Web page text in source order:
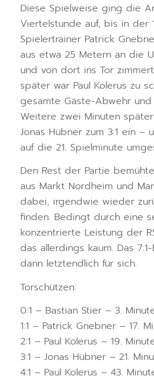
Diese Spielweise ging die
Viertelstunde auf, bis in der
Spielertrainer Patrick
aus etwa 25 Metern an die
und von dort ins Tor
später war Paul Kolerus zu
gesamte Gäste-Abwehr und
Weitere zwei Minuten
Jonas Hübner zum 3:1 ein –
auf die 21. Spielminute
Den Rest der Partie
aus Markt Nordheim und
dabei, irgendwie wieder
finden. Bedingt durch eine
konzentrierte Leistung der
das allerdings kaum. Das
dann letztendlich für sich.
Torschützen:
0:1 – Bastian Stier – 3.
1:1 – Patrick Gnebner – 17.
2:1 – Paul Kolerus – 19.
3:1 – Jonas Hübner – 21.
4:1 – Paul Kolerus – 43.